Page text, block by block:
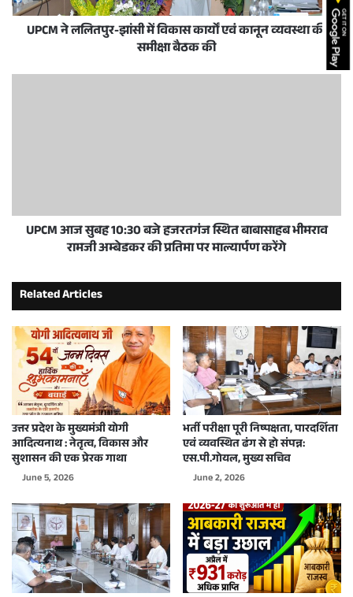
UPCM ने ललितपुर-झांसी में विकास कार्यों एवं कानून व्यवस्था की
समीक्षा बैठक की
UPCM आज सुबह 10:30 बजे हजरतगंज स्थित बाबासाहब भीमराव
रामजी अम्बेडकर की प्रतिमा पर माल्यार्पण करेंगे
Related Articles
उत्तर प्रदेश के मुख्यमंत्री योगी
आदित्यनाथ : नेतृत्व, विकास और
सुशासन की एक प्रेरक गाथा
June 5, 2026
भर्ती परीक्षा पूरी निष्पक्षता, पारदर्शिता
एवं व्यवस्थित ढंग से हो संपन्न:
एस.पी.गोयल, मुख्य सचिव
June 2, 2026